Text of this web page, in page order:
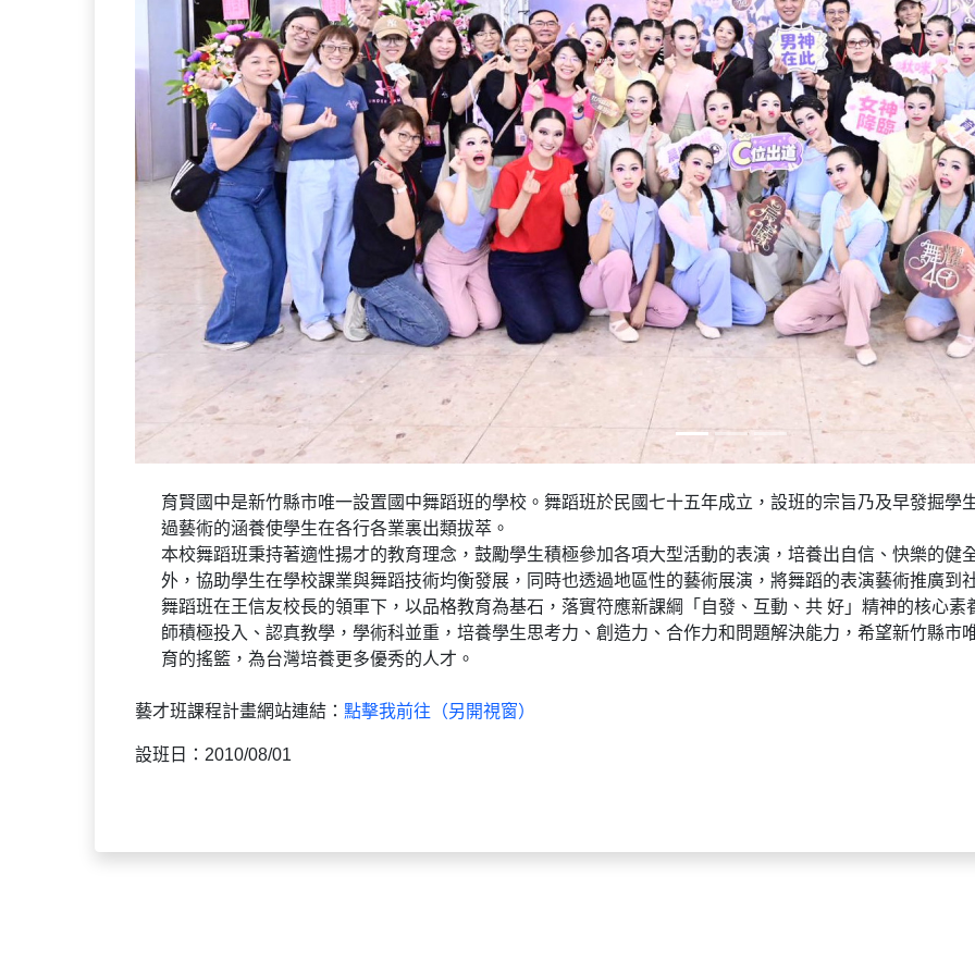
Previous
育賢國中是新竹縣市唯一設置國中舞蹈班的學校。舞蹈班於民國七十五年成立，設班的宗旨乃及早發掘學
過藝術的涵養使學生在各行各業裏出類拔萃。
本校舞蹈班秉持著適性揚才的教育理念，鼓勵學生積極參加各項大型活動的表演，培養出自信、快樂的健
外，協助學生在學校課業與舞蹈技術均衡發展，同時也透過地區性的藝術展演，將舞蹈的表演藝術推廣到
舞蹈班在王信友校長的領軍下，以品格教育為基石，落實符應新課綱「自發、互動、共 好」精神的核心
師積極投入、認真教學，學術科並重，培養學生思考力、創造力、合作力和問題解決能力，希望新竹縣市
育的搖籃，為台灣培養更多優秀的人才。
藝才班課程計畫網站連結： 點擊我前往（另開視窗）
設班日：2010/08/01